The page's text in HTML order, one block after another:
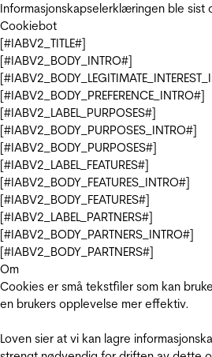
Informasjonskapselerklæringen ble
Cookiebot
[#IABV2_TITLE#]
[#IABV2_BODY_INTRO#]
[#IABV2_BODY_PREFERENCE_INTRO#]
[#IABV2_LABEL_PURPOSES#]
[#IABV2_BODY_PURPOSES_INTRO#]
[#IABV2_BODY_PURPOSES#]
[#IABV2_LABEL_FEATURES#]
[#IABV2_BODY_FEATURES_INTRO#]
[#IABV2_BODY_FEATURES#]
[#IABV2_LABEL_PARTNERS#]
[#IABV2_BODY_PARTNERS_INTRO#]
[#IABV2_BODY_PARTNERS#]
Om
Cookies er små tekstfiler som kan
en brukers opplevelse mer effektiv.
Loven sier at vi kan lagre